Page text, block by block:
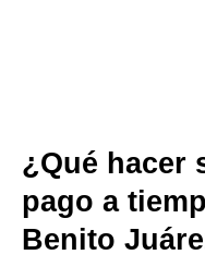
¿Qué hacer
pago a
Benito